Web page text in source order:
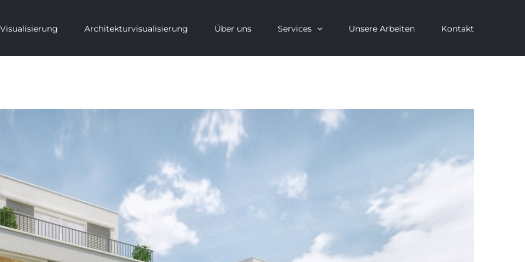
Architekturvisualisierung Über uns Services Unsere Arbeiten Kontakt